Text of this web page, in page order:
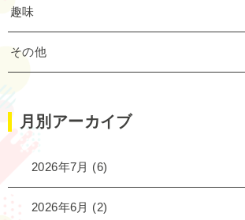
趣味
その他
月別アーカイブ
2026年7月 (6)
2026年6月 (2)